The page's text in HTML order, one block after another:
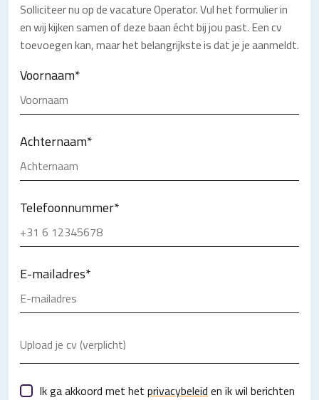
Solliciteer nu op de vacature Operator. Vul het formulier in
en wij kijken samen of deze baan écht bij jou past. Een cv
toevoegen kan, maar het belangrijkste is dat je je aanmeldt.
Voornaam*
Achternaam*
Telefoonnummer*
E-mailadres*
Upload je cv (verplicht)
Ik ga akkoord met het privacybeleid en ik wil berichten